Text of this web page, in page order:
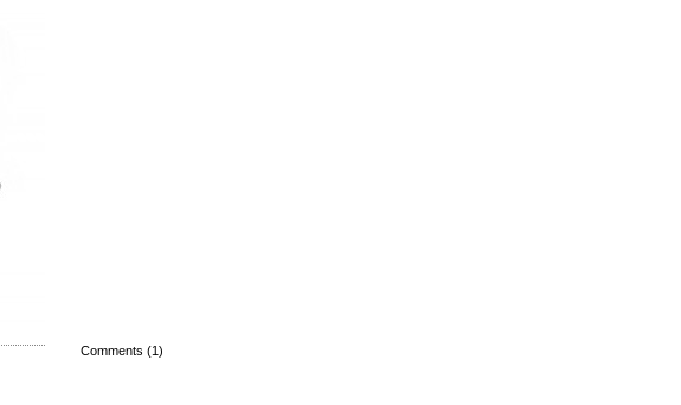
Comments (1)